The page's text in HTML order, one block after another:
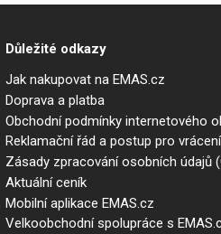
Důležité odkazy
Jak nakupovat na EMAS.cz
Doprava a platba
Obchodní podmínky internetového
Reklamační řád a postup pro
Zásady zpracování osobních údajů
Aktuální ceník
Mobilní aplikace EMAS.cz
Velkoobchodní spolupráce s